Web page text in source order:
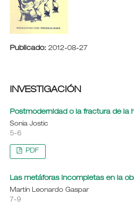
Publicado: 2012-08-27
INVESTIGACIÓN
Postmodernidad o la fractura de la
Sonia Jostic
5-6
PDF
Las metáforas incompletas en la
Martín Leonardo Gaspar
7-9